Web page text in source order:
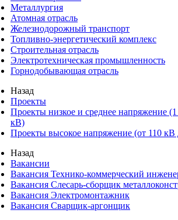
Металлургия
Атомная отрасль
Железнодорожный транспорт
Топливно-энергетический комплекс
Строительная отрасль
Электротехническая промышленность
Горнодобывающая отрасль
Назад
Проекты
Проекты низкое и среднее напряжение
кВ)
Проекты высокое напряжение (от 110 кВ
Назад
Вакансии
Вакансия Технико-коммерческий
Вакансия Слесарь-сборщик
Вакансия Электромонтажник
Вакансия Сварщик-аргонщик